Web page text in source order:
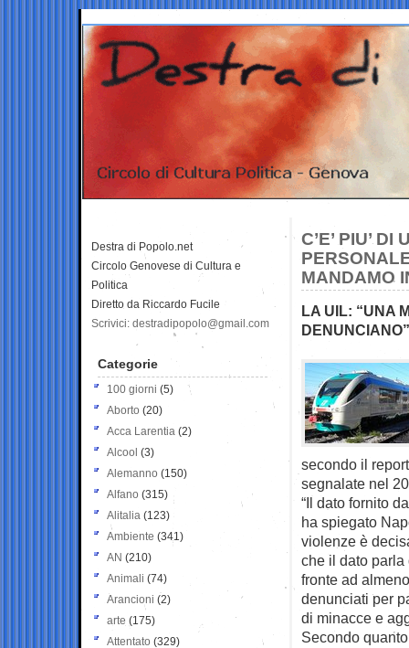
C’E’ PIU’
MANDAMO
LA UIL: “UNA
DENUNCIANO”
secondo il
segnalate nel
“Il dato fornito
ha spiegato
violenze è
che il dato parla
fronte ad
denunciati per
di minacce e
Secondo
Destra di Popolo.net
Circolo Genovese di Cultura e
Politica
Diretto da Riccardo Fucile
Scrivici: destradipopolo@gmail.com
Categorie
100 giorni (5)
Aborto (20)
Acca Larentia (2)
Alcool (3)
Alemanno (150)
Alfano (315)
Alitalia (123)
Ambiente (341)
AN (210)
Animali (74)
Arancioni (2)
arte (175)
Attentato (329)